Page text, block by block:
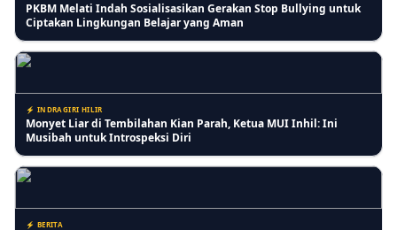
PKBM Melati Indah Sosialisasikan Gerakan Stop Bullying untuk
Ciptakan Lingkungan Belajar yang Aman
⚡ INDRAGIRI HILIR
Monyet Liar di Tembilahan Kian Parah, Ketua MUI Inhil: Ini
Musibah untuk Introspeksi Diri
⚡ BERITA